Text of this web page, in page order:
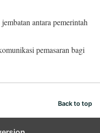
antara pemerintah
pemasaran bagi
Back to top